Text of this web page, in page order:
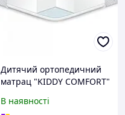
Дитячий ортопедичний
матрац "KIDDY COMFORT"
В наявності